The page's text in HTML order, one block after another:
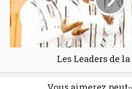
Les Leaders de